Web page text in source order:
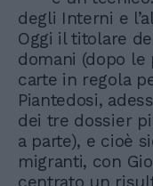
degli Interni e
Oggi il titolare
domani (dopo le
carte in regola
Piantedosi,
dei tre dossier
a parte), e cioè
migranti, con